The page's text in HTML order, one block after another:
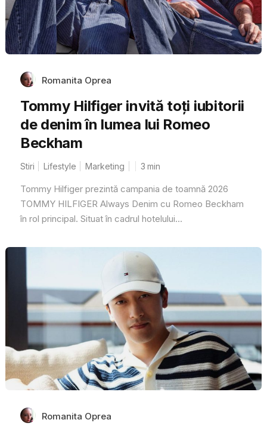
Romanita Oprea
Tommy Hilfiger invită toți iubitorii
de denim în lumea lui Romeo
Beckham
Stiri Lifestyle Marketing 3 min
Tommy Hilfiger prezintă campania de toamnă 2026
TOMMY HILFIGER Always Denim cu Romeo Beckham
în rol principal. Situat în cadrul hotelului...
Romanita Oprea